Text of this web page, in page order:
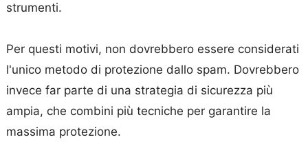
strumenti.
Per questi motivi, non dovrebbero essere considerati
l'unico metodo di protezione dallo spam. Dovrebbero
invece far parte di una strategia di sicurezza più
ampia, che combini più tecniche per garantire la
massima protezione.